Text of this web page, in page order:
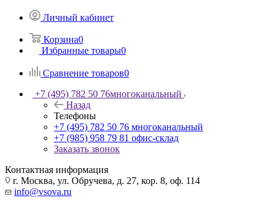
Личный кабинет
Корзина0
Избранные товары0
Сравнение товаров0
+7 (495) 782 50 76многоканальный
Назад
Телефоны
+7 (495) 782 50 76 многоканальный
+7 (985) 958 79 81 офис-склад
Заказать звонок
Контактная информация
г. Москва, ул. Обручева, д. 27, кор. 8, оф. 114
info@vsova.ru